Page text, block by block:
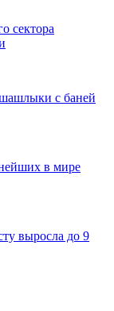
сектора
шашлыки с баней
в мире
выросла до 9